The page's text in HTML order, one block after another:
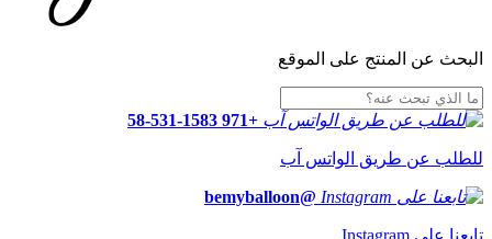
البحث عن المنتج على الموقع
+971 58-531-1583
للطلب عن طريق الواتس آب
@bemyballoon
تابعنا على Instagram